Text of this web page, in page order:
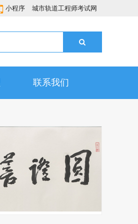
小程序 城市轨道工程师考试网
联系我们